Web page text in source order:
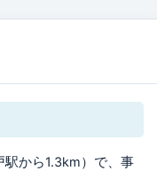
から1.3km）で、事